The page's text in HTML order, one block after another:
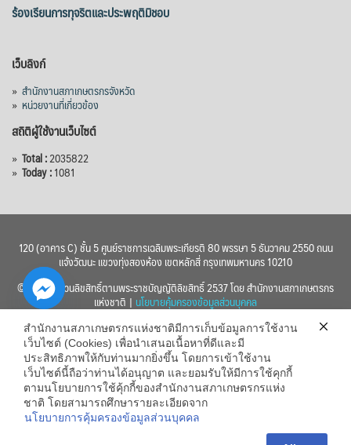
ร้องเรียนการทุจริตและประพฤติมิชอบ
เว็บลิงก์
» สำนักงานสภาเกษตรกรจังหวัด
» หน่วยงานที่เกี่ยวข้อง
สถิติผู้ใช้งานเว็บไซต์
» Total :2035822
» Today :1081
120 (อาคาร C) ชั้น 5 ศูนย์ราชการเฉลิมพระเกียรติ 80 พรรษา 5 ธันวาคม 2550 ถนน
แจ้งวัฒนะ แขวงทุ่งสองห้อง เขตหลักสี่ กรุงเทพมหานคร 10210
© 2560 สงวนลิขสิทธิ์ตามพระราชบัญญัติลิขสิทธิ์ 2537 โดย สำนักงานสภาเกษตรกร
แห่งชาติ | นโยบายคุ้มครองข้อมูลส่วนบุคคล
สำนักงานสภาเกษตรกรแห่งชาติมีการเก็บข้อมูลการใช้งาน
เว็บไซต์ (Cookies) เพื่อนำเสนอเนื้อหาที่ดีและมี
ประสิทธิภาพให้กับท่านมากยิ่งขึ้น โดยการเข้าใช้งาน
เว็บไซต์นี้ถือว่าท่านได้อนุญาต และยอมรับให้มีการใช้คุกกี้
ตามนโยบายการใช้คุ้กกี้ของสำนักงานสภาเกษตรกรแห่ง
ชาติ โดยสามารถศึกษารายละเอียดจาก
นโยบายการคุ้มครองข้อมูลส่วนบุคคล
Hide
chaty